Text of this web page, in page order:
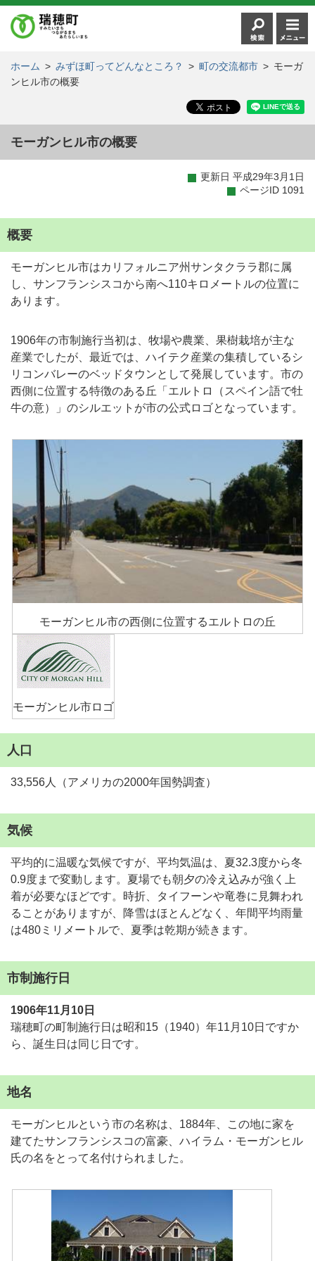
ホーム > みずほ町ってどんなところ？ > 町の交流都市 > モーガ
ンヒル市の概要
モーガンヒル市の概要
更新日 平成29年3月1日
ページID 1091
概要
モーガンヒル市はカリフォルニア州サンタクララ郡に属
し、サンフランシスコから南へ110キロメートルの位置に
あります。
1906年の市制施行当初は、牧場や農業、果樹栽培が主な
産業でしたが、最近では、ハイテク産業の集積しているシ
リコンバレーのベッドタウンとして発展しています。市の
西側に位置する特徴のある丘「エルトロ（スペイン語で牡
牛の意）」のシルエットが市の公式ロゴとなっています。
モーガンヒル市の西側に位置するエルトロの丘
モーガンヒル市ロゴ
人口
33,556人（アメリカの2000年国勢調査）
気候
平均的に温暖な気候ですが、平均気温は、夏32.3度から冬
0.9度まで変動します。夏場でも朝夕の冷え込みが強く上
着が必要なほどです。時折、タイフーンや竜巻に見舞われ
ることがありますが、降雪はほとんどなく、年間平均雨量
は480ミリメートルで、夏季は乾期が続きます。
市制施行日
1906年11月10日
瑞穂町の町制施行日は昭和15（1940）年11月10日ですか
ら、誕生日は同じ日です。
地名
モーガンヒルという市の名称は、1884年、この地に家を
建てたサンフランシスコの富豪、ハイラム・モーガンヒル
氏の名をとって名付けられました。